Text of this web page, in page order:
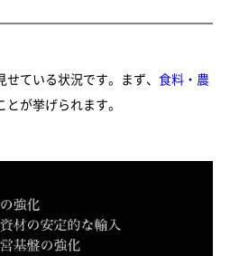
せている状況です。まず、食料・農
とが挙げられます。